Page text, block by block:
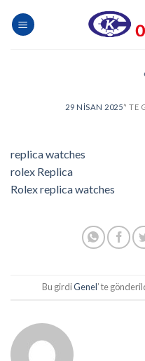
29 NISAN 2025’' TE
replica watches
rolex Replica
Rolex replica watches
Bu girdiGenel’ te